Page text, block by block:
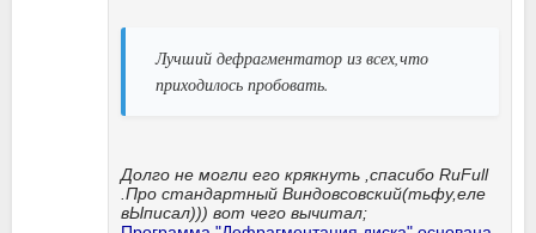
Лучший дефрагментатор из всех,что
приходилось пробовать.
Долго не могли его крякнуть ,спасибо RuFull
.Про стандартный Виндовсовский(тьфу,еле
вЫписал))) вот чего вычитал;